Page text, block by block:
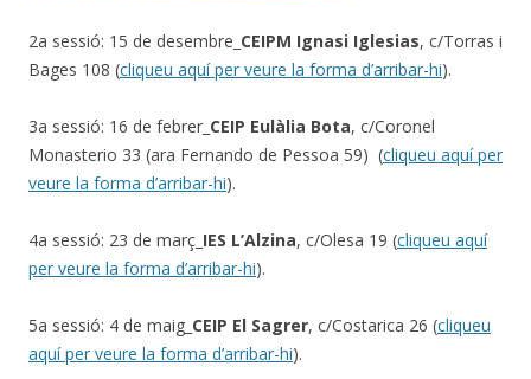
2a sessió: 15 de desembre_ CEIPM Ignasi Iglesias, c/Torras i
Bages 108 (cliqueu aquí per veure la forma d’arribar-hi).
3a sessió: 16 de febrer_ CEIP Eulàlia Bota, c/Coronel
Monasterio 33 (ara Fernando de Pessoa 59) (cliqueu aquí per
veure la forma d’arribar-hi).
4a sessió: 23 de març_ IES L’Alzina, c/Olesa 19 (cliqueu aquí
per veure la forma d’arribar-hi).
5a sessió: 4 de maig_ CEIP El Sagrer, c/Costarica 26 (cliqueu
aquí per veure la forma d’arribar-hi).